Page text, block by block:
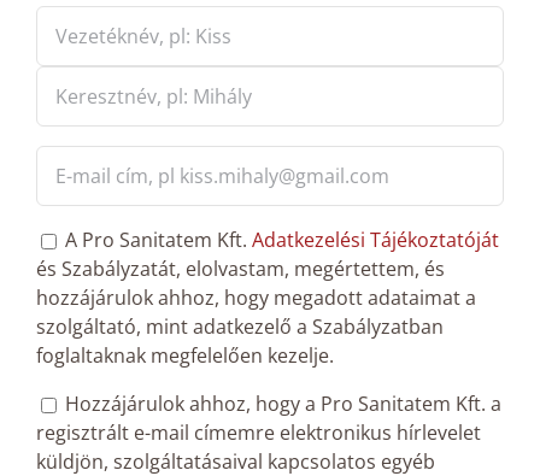
Last
mail
GDPT
hozzájárulás*
A Pro Sanitatem Kft. Adatkezelési Tájékoztatóját
és Szabályzatát, elolvastam, megértettem, és
hozzájárulok ahhoz, hogy megadott adataimat a
szolgáltató, mint adatkezelő a Szabályzatban
foglaltaknak megfelelően kezelje.
Mailchimp
feliratkozás
megerősítése*
Hozzájárulok ahhoz, hogy a Pro Sanitatem Kft. a
regisztrált e-mail címemre elektronikus hírlevelet
küldjön, szolgáltatásaival kapcsolatos egyéb